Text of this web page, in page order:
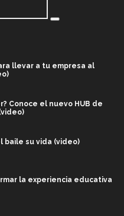
llevar a tu empresa al
Conoce el nuevo HUB de
baile su vida (video)
la experiencia educativa